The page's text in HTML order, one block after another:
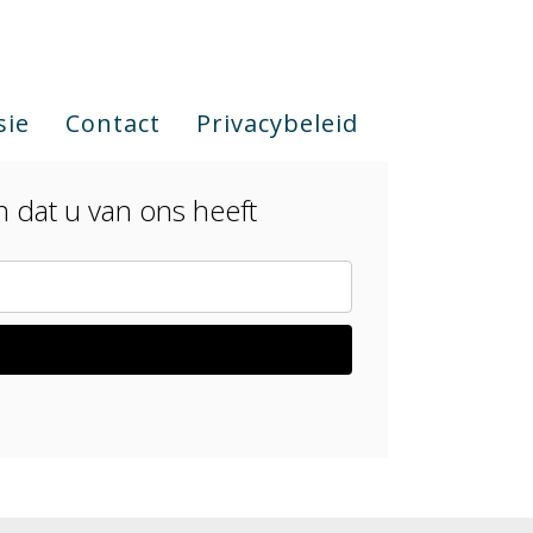
Contact Privacybeleid
dat u van ons heeft